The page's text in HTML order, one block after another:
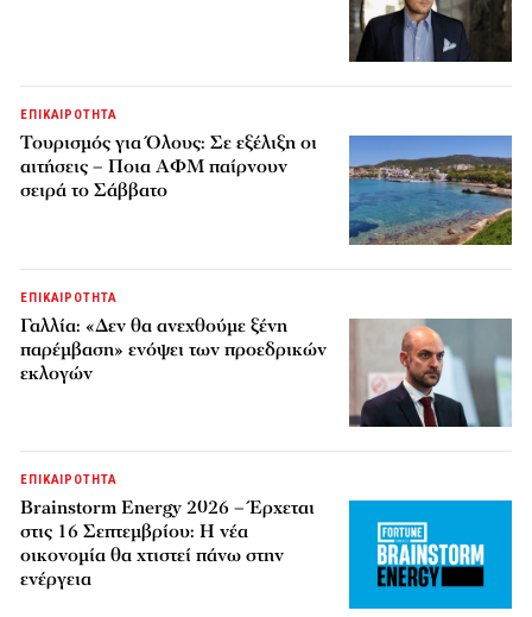
ΕΠΙΚΑΙΡΟΤΗΤΑ
Τουρισμός για Όλους: Σε εξέλιξη οι
αιτήσεις – Ποια ΑΦΜ παίρνουν
σειρά το Σάββατο
ΕΠΙΚΑΙΡΟΤΗΤΑ
Γαλλία: «Δεν θα ανεχθούμε ξένη
παρέμβαση» ενόψει των προεδρικών
εκλογών
ΕΠΙΚΑΙΡΟΤΗΤΑ
Brainstorm Energy 2026 – Έρχεται
στις 16 Σεπτεμβρίου: Η νέα
οικονομία θα χτιστεί πάνω στην
ενέργεια